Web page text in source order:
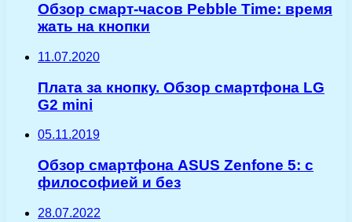
Обзор смарт-часов Pebble Time: время
жать на кнопки
11.07.2020
Плата за кнопку. Обзор смартфона LG
G2 mini
05.11.2019
Обзор смартфона ASUS Zenfone 5: с
философией и без
28.07.2022